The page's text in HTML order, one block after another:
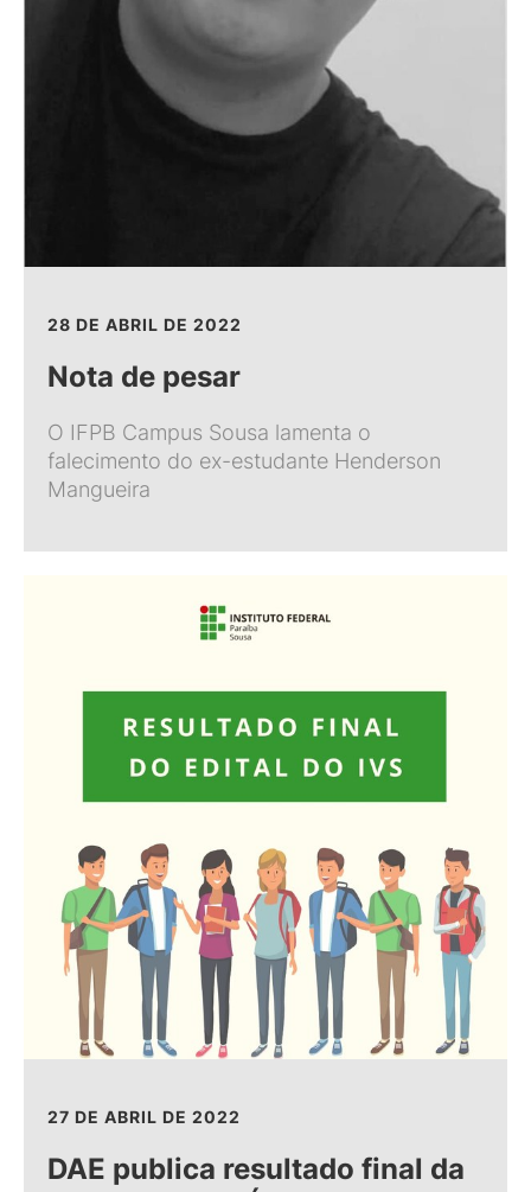
28 DE ABRIL DE 2022
Nota de pesar
O IFPB Campus Sousa lamenta o
falecimento do ex-estudante Henderson
Mangueira
27 DE ABRIL DE 2022
DAE publica resultado final da